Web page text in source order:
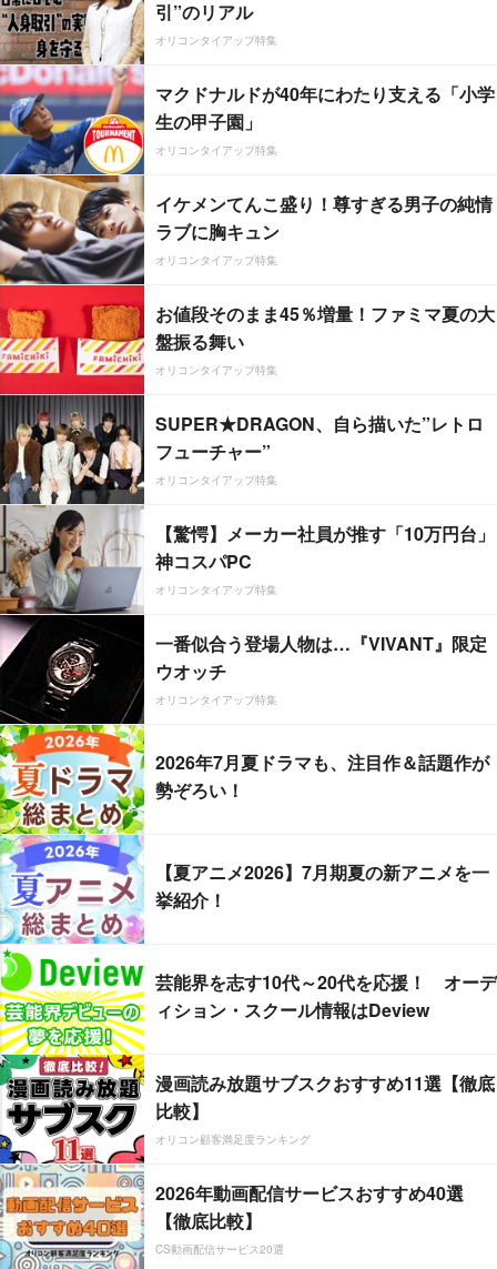
引”のリアル
オリコンタイアップ特集
マクドナルドが40年にわたり支える「小学
生の甲子園」
オリコンタイアップ特集
イケメンてんこ盛り！尊すぎる男子の純情
ラブに胸キュン
オリコンタイアップ特集
お値段そのまま45％増量！ファミマ夏の大
盤振る舞い
オリコンタイアップ特集
SUPER★DRAGON、自ら描いた”レトロ
フューチャー”
オリコンタイアップ特集
【驚愕】メーカー社員が推す「10万円台」
神コスパPC
オリコンタイアップ特集
一番似合う登場人物は…『VIVANT』限定
ウオッチ
オリコンタイアップ特集
2026年7月夏ドラマも、注目作＆話題作が
勢ぞろい！
【夏アニメ2026】7月期夏の新アニメを一
挙紹介！
芸能界を志す10代～20代を応援！ オーデ
ィション・スクール情報はDeview
漫画読み放題サブスクおすすめ11選【徹底
比較】
オリコン顧客満足度ランキング
2026年動画配信サービスおすすめ40選
【徹底比較】
CS動画配信サービス20選